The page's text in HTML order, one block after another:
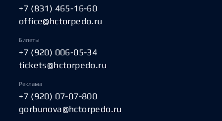
+7 (831) 465-16-60
office@hctorpedo.ru
Билеты
+7 (920) 006-05-34
tickets@hctorpedo.ru
Реклама
+7 (920) 07-07-800
gorbunova@hctorpedo.ru